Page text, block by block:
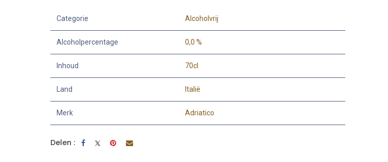
Categorie Alcoholvrij
Alcoholpercentage 0,0 %
Inhoud 70cl
Land Italië
Merk Adriatico
Delen :